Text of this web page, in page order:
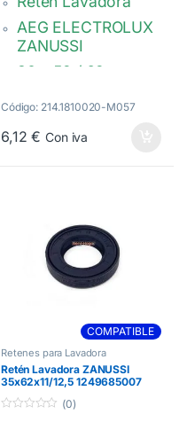
AEG ELECTROLUX
ZANUSSI
30 x 52 / 62 x
1240243012
Código: 214.1810020-M057
6,12€ Con iva
COMPATIBLE
Retenes para Lavadora
Retén Lavadora ZANUSSI
35x62x11/12,5 1249685007
(0)